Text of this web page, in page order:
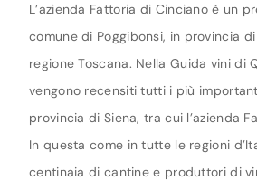
L’azienda Fattoria di Cinciano è un
comune di Poggibonsi, in provincia di
regione Toscana. Nella Guida vini di
vengono recensiti tutti i più
provincia di Siena, tra cui l’azienda
In questa come in tutte le regioni
centinaia di cantine e produttori di